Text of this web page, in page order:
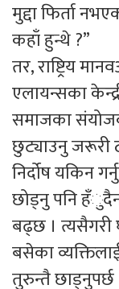
मुद्दा फिर्ता
कहाँ हुन्थे ?”
तर, राष्ट्रिय
एलायन्सका
समाजका
छुट्याउनु जरूरी
निर्दोष यकिन
छोड्नु पनि
बढ्छ । त्यसैगरी
बसेका
तुरुन्तै छाड्नुपर्छ